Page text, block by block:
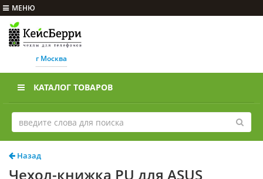
МЕНЮ
г Москва
КАТАЛОГ ТОВАРОВ
Назад
Чехол-книжка PU для ASUS